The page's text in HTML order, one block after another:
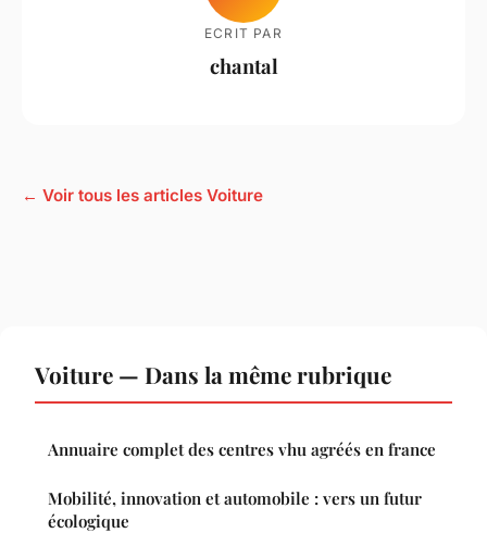
ECRIT PAR
chantal
← Voir tous les articles Voiture
Voiture — Dans la même rubrique
Annuaire complet des centres vhu agréés en france
Mobilité, innovation et automobile : vers un futur
écologique